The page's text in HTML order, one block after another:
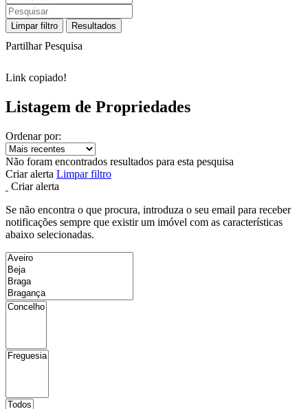
Limpar filtro Resultados
Partilhar Pesquisa
Link copiado!
Listagem de Propriedades
Ordenar por:
Não foram encontrados resultados para esta pesquisa
Criar alerta Limpar filtro
Criar alerta
Se não encontra o que procura, introduza o seu email para receber
notificações sempre que existir um imóvel com as características
abaixo selecionadas.